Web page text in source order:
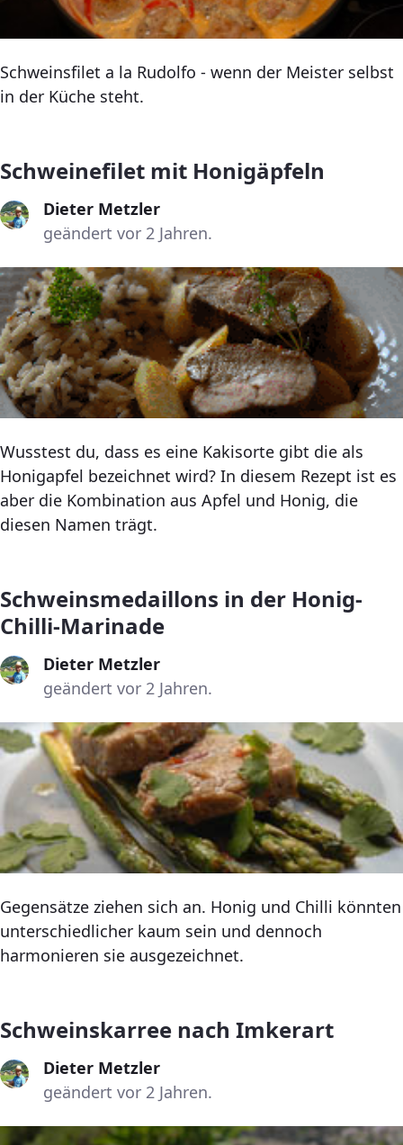
Schweinsfilet a la Rudolfo - wenn der Meister selbst
in der Küche steht.
Schweinefilet mit Honigäpfeln
Dieter Metzler
geändert vor 2 Jahren.
Wusstest du, dass es eine Kakisorte gibt die als
Honigapfel bezeichnet wird? In diesem Rezept ist es
aber die Kombination aus Apfel und Honig, die
diesen Namen trägt.
Schweinsmedaillons in der Honig-
Chilli-Marinade
Dieter Metzler
geändert vor 2 Jahren.
Gegensätze ziehen sich an. Honig und Chilli könnten
unterschiedlicher kaum sein und dennoch
harmonieren sie ausgezeichnet.
Schweinskarree nach Imkerart
Dieter Metzler
geändert vor 2 Jahren.